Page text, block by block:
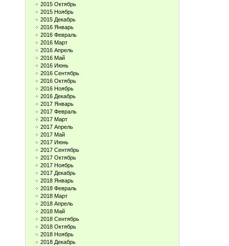
2015 Октябрь
2015 Ноябрь
2015 Декабрь
2016 Январь
2016 Февраль
2016 Март
2016 Апрель
2016 Май
2016 Июнь
2016 Сентябрь
2016 Октябрь
2016 Ноябрь
2016 Декабрь
2017 Январь
2017 Февраль
2017 Март
2017 Апрель
2017 Май
2017 Июнь
2017 Сентябрь
2017 Октябрь
2017 Ноябрь
2017 Декабрь
2018 Январь
2018 Февраль
2018 Март
2018 Апрель
2018 Май
2018 Сентябрь
2018 Октябрь
2018 Ноябрь
2018 Декабрь